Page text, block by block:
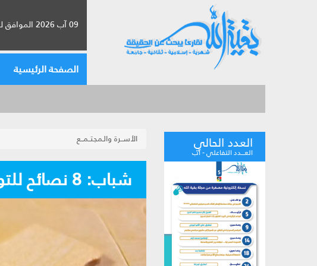
09 آب 2026 الموافق لـ 25 صفر 1448
الصفحة الرئيسية
العدد الحالي
العـــدد التفاعلي - آب
الأســرة والـمجتــمــع
شباب: 8 نصائح للتوقّف عن الكذب